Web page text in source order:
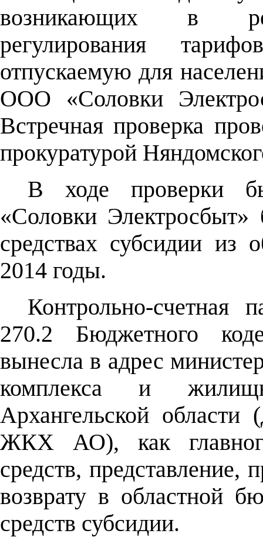
возникающих в
регулирования
отпускаемую для
ООО «Соловки
Встречная проверка
прокуратурой
В ходе проверки
«Соловки
средствах субсидии из
2014 годы.
Контрольно-счетная
270.2 Бюджетного
вынесла в адрес
комплекса и
Архангельской
ЖКХ АО), как
средств,
возврату в областной
средств субсидии.